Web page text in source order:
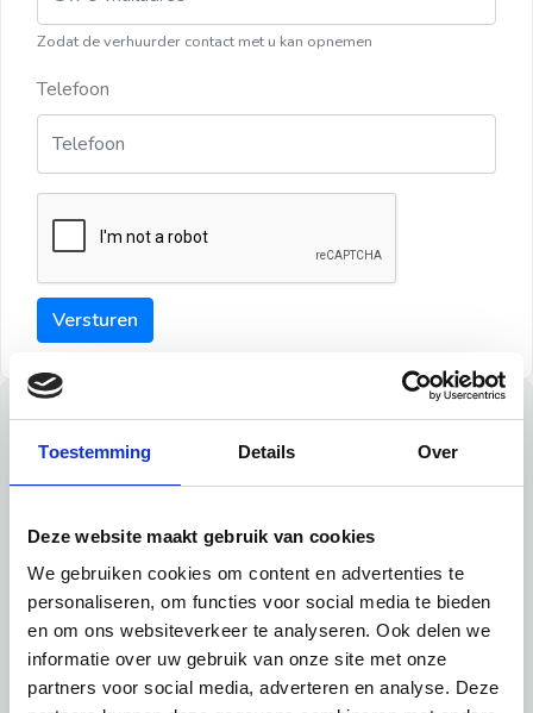
Toestemming Details Over
Deze website maakt gebruik van cookies
We gebruiken cookies om content en advertenties te
personaliseren, om functies voor social media te bieden
en om ons websiteverkeer te analyseren. Ook delen we
informatie over uw gebruik van onze site met onze
partners voor social media, adverteren en analyse. Deze
Zodat de verhuurder contact met u kan opnemen
Telefoon
Versturen
Tips
Tip 1:
Schrijf een duidelijke introductie en geef de volgende
informatie mee:
Ben je student, werkachtig of werkzoekend